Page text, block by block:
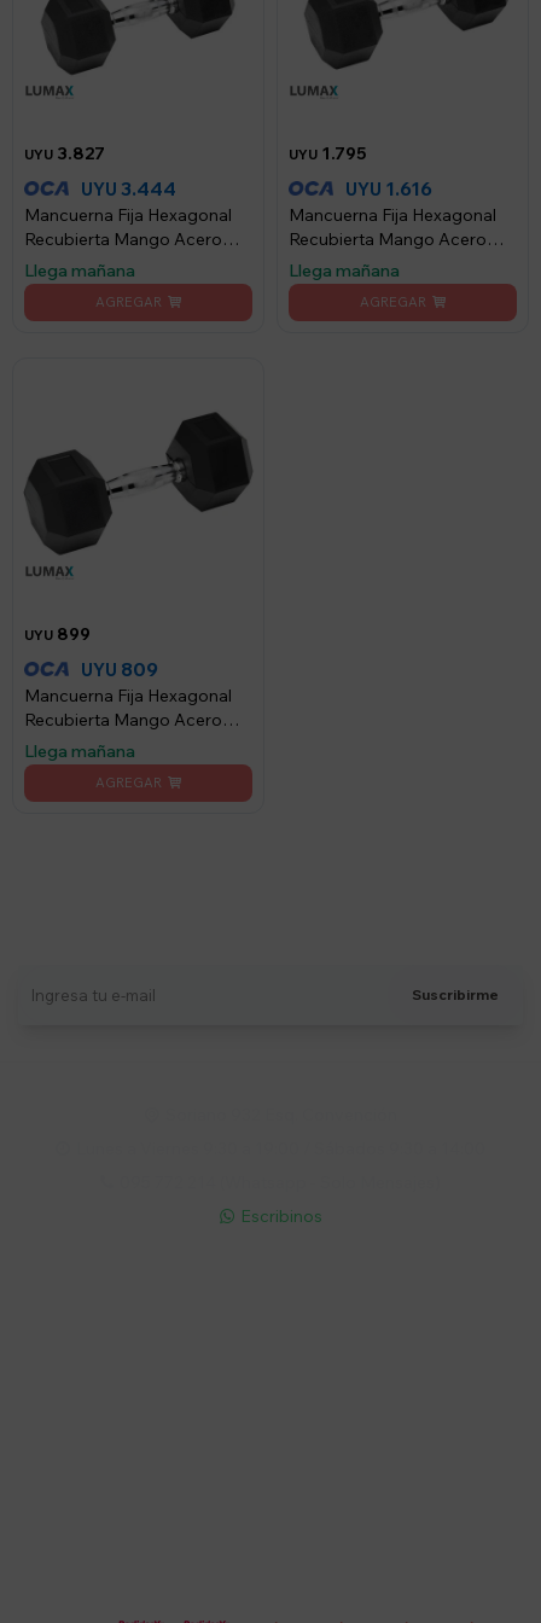
UYU 3.827
UYU 3.444
Mancuerna Fija Hexagonal
Recubierta Mango Acero
Lumax 30KG
Llega mañana
UYU 1.795
UYU 1.616
Mancuerna Fija Hexagonal
Recubierta Mango Acero
Lumax 12.5KG
Llega mañana
UYU 899
UYU 809
Mancuerna Fija Hexagonal
Recubierta Mango Acero
Lumax 7.5KG
Llega mañana
Suscribirme
 Escribinos